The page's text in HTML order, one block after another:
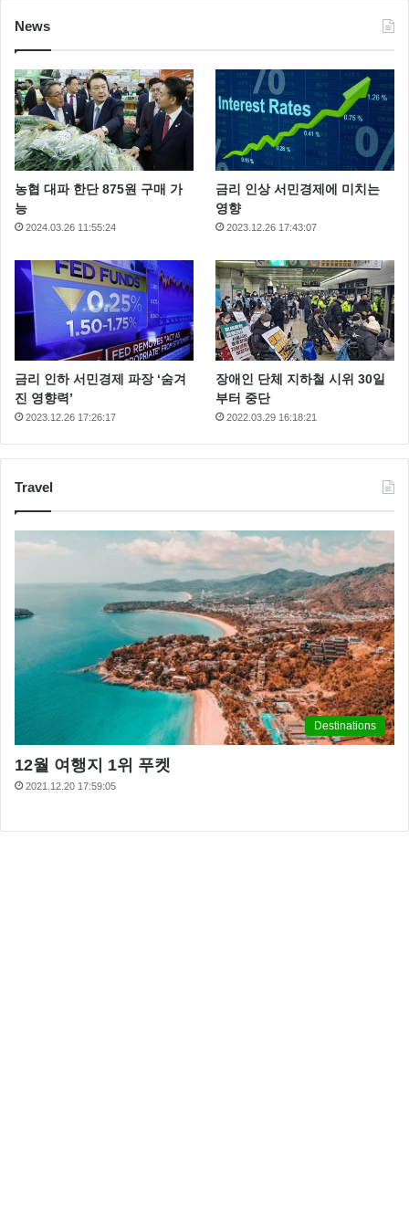
News
농협 대파 한단 875원 구매 가
능
2024.03.26 11:55:24
금리 인상 서민경제에 미치는
영향
2023.12.26 17:43:07
금리 인하 서민경제 파장 ‘숨겨
진 영향력’
2023.12.26 17:26:17
장애인 단체 지하철 시위 30일
부터 중단
2022.03.29 16:18:21
Travel
Destinations
12월 여행지 1위 푸켓
2021.12.20 17:59:05